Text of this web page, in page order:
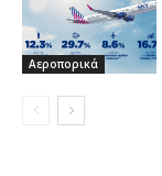
Αεροπορικά